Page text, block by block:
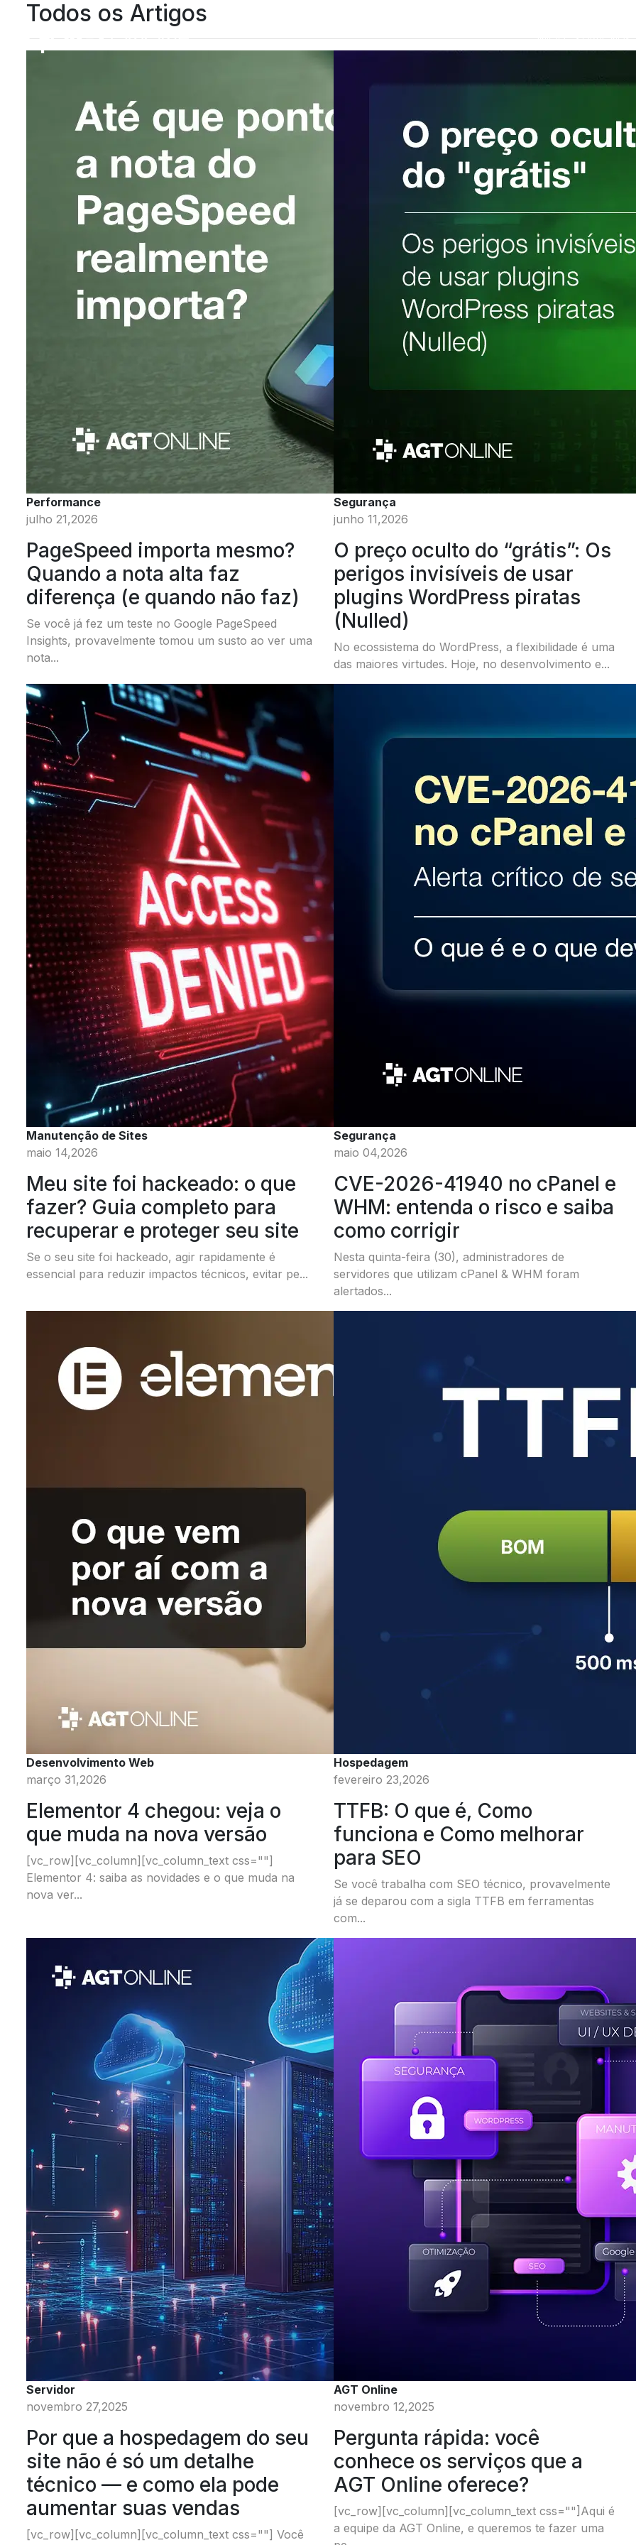
INÍCIO SOBRE NÓS
Todos os Artigos
Performance
julho 21,2026
PageSpeed importa mesmo?
Quando a nota alta faz
diferença (e quando não faz)
Se você já fez um teste no Google PageSpeed
Insights, provavelmente tomou um susto ao ver uma
nota...
Segurança
junho 11,2026
O preço oculto do “grátis”: Os
perigos invisíveis de usar
plugins WordPress piratas
(Nulled)
No ecossistema do WordPress, a flexibilidade é uma
das maiores virtudes. Hoje, no desenvolvimento e...
Manutenção de Sites
maio 14,2026
Meu site foi hackeado: o que
fazer? Guia completo para
recuperar e proteger seu site
Se o seu site foi hackeado, agir rapidamente é
essencial para reduzir impactos técnicos, evitar pe...
Segurança
maio 04,2026
CVE-2026-41940 no cPanel e
WHM: entenda o risco e saiba
como corrigir
Nesta quinta-feira (30), administradores de
servidores que utilizam cPanel & WHM foram
alertados...
Desenvolvimento Web
março 31,2026
Elementor 4 chegou: veja o
que muda na nova versão
[vc_row][vc_column][vc_column_text css=""]
Elementor 4: saiba as novidades e o que muda na
nova ver...
Hospedagem
fevereiro 23,2026
TTFB: O que é, Como
funciona e Como melhorar
para SEO
Se você trabalha com SEO técnico, provavelmente
já se deparou com a sigla TTFB em ferramentas
com...
Servidor
novembro 27,2025
Por que a hospedagem do seu
site não é só um detalhe
técnico — e como ela pode
aumentar suas vendas
[vc_row][vc_column][vc_column_text css=""] Você
AGT Online
novembro 12,2025
Pergunta rápida: você
conhece os serviços que a
AGT Online oferece?
[vc_row][vc_column][vc_column_text css=""]Aqui é
a equipe da AGT Online, e queremos te fazer uma